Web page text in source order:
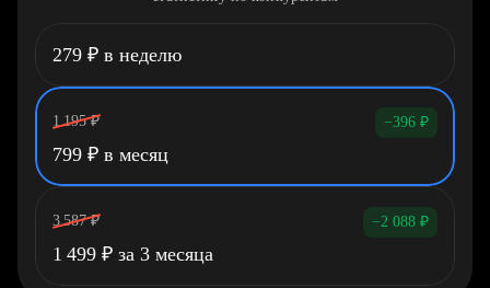
279 ₽ в неделю
1 195 ₽ −396 ₽
799 ₽ в месяц
3 587 ₽ −2 088 ₽
1 499 ₽ за 3 месяца